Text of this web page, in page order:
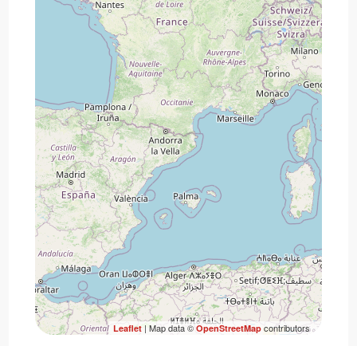
Leaflet| Map data ©OpenStreetMapcontributors